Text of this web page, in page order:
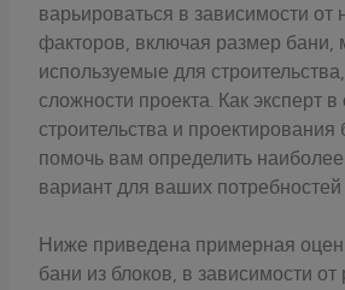
варьироваться в зависимости от
факторов, включая размер бани,
используемые для
сложности проекта. Как эксперт в
строительства и проектирования
помочь вам определить
вариант для ваших
Ниже приведена примерная
бани из блоков, в зависимости от